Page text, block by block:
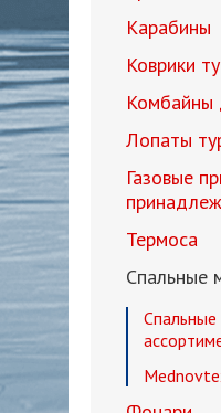
Карабины
Коврики
Комбайны
Лопаты
Газовые
Термоса
Спальные